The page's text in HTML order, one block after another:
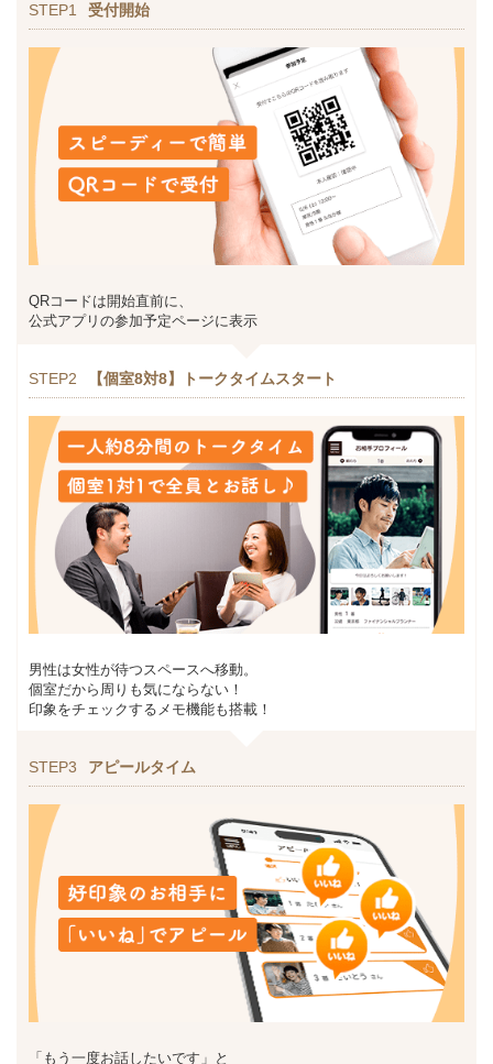
STEP1 受付開始
QRコードは開始直前に、
公式アプリの参加予定ページに表示
STEP2 【個室8対8】トークタイムスタート
男性は女性が待つスペースへ移動。
個室だから周りも気にならない！
印象をチェックするメモ機能も搭載！
STEP3 アピールタイム
「もう一度お話したいです」と